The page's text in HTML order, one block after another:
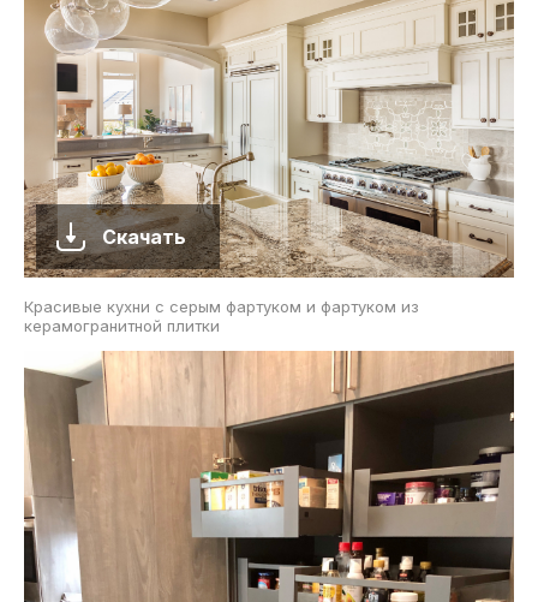
Скачать
Красивые кухни с серым фартуком и фартуком из
керамогранитной плитки